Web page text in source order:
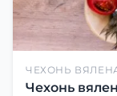
ЧЕХОНЬ
Чехонь